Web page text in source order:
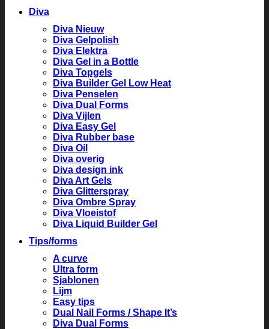
Diva
Diva Nieuw
Diva Gelpolish
Diva Elektra
Diva Gel in a Bottle
Diva Topgels
Diva Builder Gel Low Heat
Diva Penselen
Diva Dual Forms
Diva Vijlen
Diva Easy Gel
Diva Rubber base
Diva Oil
Diva overig
Diva design ink
Diva Art Gels
Diva Glitterspray
Diva Ombre Spray
Diva Vloeistof
Diva Liquid Builder Gel
Tips/forms
A curve
Ultra form
Sjablonen
Lijm
Easy tips
Dual Nail Forms / Shape It’s
Diva Dual Forms